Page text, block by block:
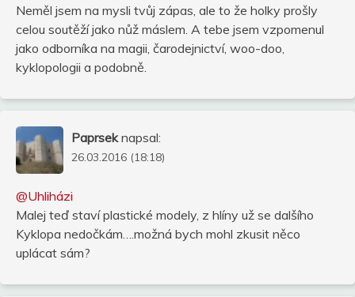
Neměl jsem na mysli tvůj zápas, ale to že holky prošly
celou soutěží jako nůž máslem. A tebe jsem vzpomenul
jako odborníka na magii, čarodejnictví, woo-doo,
kyklopologii a podobně.
Paprsek napsal:
26.03.2016 (18:18)
@Uhliházi
Malej teď staví plastické modely, z hlíny už se dalšího
Kyklopa nedočkám….možná bych mohl zkusit něco
uplácat sám?